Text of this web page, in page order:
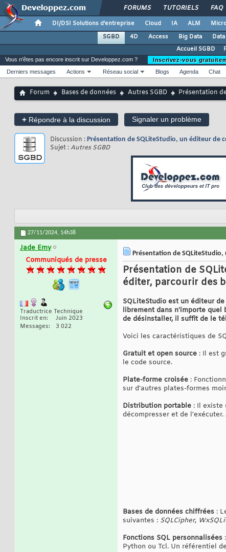
FORUMS TUTORIELS FAQ
DI/DSI Solutions d'entreprise Cloud IA ALM
SGBD
4D Access Big Data
Accueil SGBD
Vous n'êtes pas encore inscrit sur Developpez.com ?
Inscrivez-vous
Derniers messages
Actions Réseau social Blogs Agenda Chat
Forum Bases de données Autres SGBD Présentation
+ Répondre à la discussion Signaler un problème
Discussion : Présentation de SQLiteStudio, un éditeur de
Sujet :Autres SGBD
27/11/2024, 14h38
Jade Emy
Communiqués de presse
Traductrice Technique
Inscrit en
Juin 2023
Messages
3 022
Présentation de
Présentation de
éditer, parcourir des
SQLiteStudio est un éditeur
librement dans n'importe quel
de désinstaller, il suffit de le
Voici les caractéristiques de
Gratuit et open source : Il est
le code source.
Plate-forme croisée :
sur d'autres plates-formes
Distribution portable : Il existe
décompresser et de
Bases de données chiffrées :
suivantes : SQLCipher,
Fonctions SQL personnalisées
Python ou Tcl. Un référentiel